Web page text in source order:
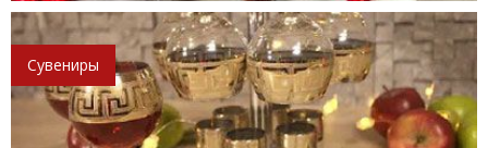
Сувениры